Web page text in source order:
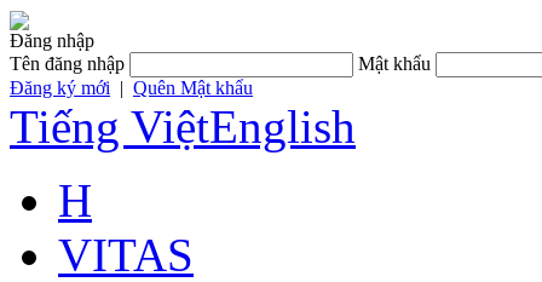
Đăng nhập
Tên đăng nhập
Mật khẩu
Đăng ký mới | Quên Mật khẩu
Tiếng ViệtEnglish
H
VITAS